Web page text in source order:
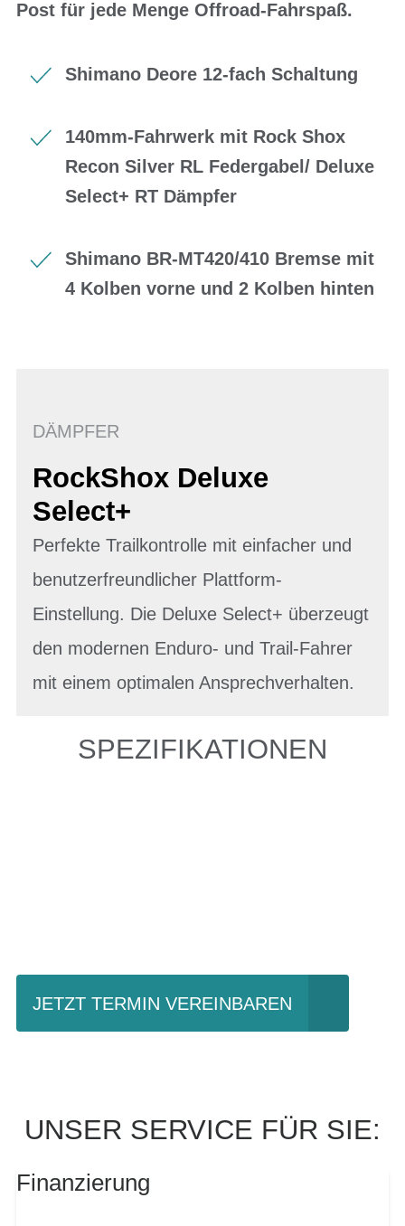
Post für jede Menge Offroad-Fahrspaß.
Shimano Deore 12-fach Schaltung
140mm-Fahrwerk mit Rock Shox
Recon Silver RL Federgabel/ Deluxe
Select+ RT Dämpfer
Shimano BR-MT420/410 Bremse mit
4 Kolben vorne und 2 Kolben hinten
DÄMPFER
RockShox Deluxe
Select+
Perfekte Trailkontrolle mit einfacher und
benutzerfreundlicher Plattform-
Einstellung. Die Deluxe Select+ überzeugt
den modernen Enduro- und Trail-Fahrer
mit einem optimalen Ansprechverhalten.
SPEZIFIKATIONEN
JETZT TERMIN VEREINBAREN
UNSER SERVICE FÜR SIE:
Finanzierung